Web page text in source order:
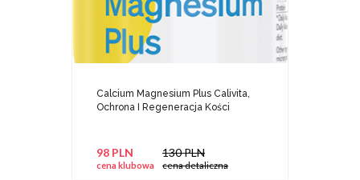
Calcium Magnesium Plus Calivita,
Ochrona I Regeneracja Kości
98 PLN
cena klubowa
130 PLN
cena detaliczna